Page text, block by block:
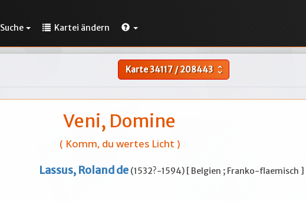
Suche Kartei ändern
Karte34117/208443 unfold_more
Veni, Domine
( Komm, du wertes Licht )
Lassus, Roland de (1532?-1594) [ Belgien ; Franko-flaemisch ]